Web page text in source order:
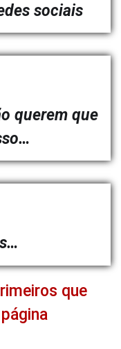
sociais
querem que
que